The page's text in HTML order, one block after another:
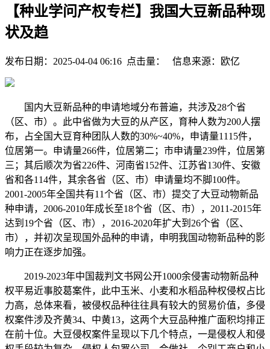
【种业学问产权专栏】我国大豆新品种现
状及趋
发布日期：2025-04-04 06:16 点击量： 信息来源：欧亿
国内大豆新品种的申请地域分布普遍，共涉及28个省
（区、市）。此中省做为大豆的从产区，育种人数为200人摆
布，占全国大豆育种团队人数的30%~40%，申请量1115件，
位居第一。申请量266件，位居第二；市申请量239件，位居第
三；其后顺次为省226件、河南省152件、江苏省130件、安徽
省和各114件，其余各省（区、市）申请量均不脚100件。
2001-2005年全国共有11个省（区、市）提交了大豆动物新品
种申请，2006-2010年成长至18个省（区、市），2011-2015年
达到19个省（区、市），2016-2020年扩大到26个省（区、
市），并初次呈现国外品种的申请，申明我国动物新品种的影
响力正在逐步加强。
2019-2023年中国裁判文书网公开1000余侵害动物新品种
权平易近事胶葛案件，此中玉米、小麦和水稻品种权侵权占比
力高，总体来看，被侵权品种往往具有较大的贸易价值，多侵
权案件涉及齐黄34、中黄13，这两个大豆品种推广面积均排正
在前十位。大豆侵权案件呈现以下几个特点，一是侵权人和侵